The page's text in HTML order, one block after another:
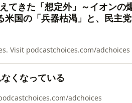
きた「想定外」～イオンの
国の「兵器枯渇」と、民主
Visit podcastchoices.com/adchoices
くなっている
adchoices